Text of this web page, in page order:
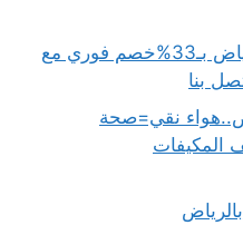
نجار بالرياض|نجار خشب الرياض بـ33%خصم فوري مع
نقي=صحة
المكيفات